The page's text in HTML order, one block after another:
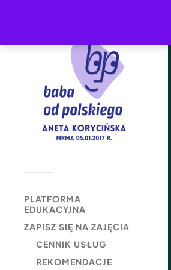
PLATFORMA
EDUKACYJNA
ZAPISZ SIĘ NA ZAJĘCIA
CENNIK USŁUG
REKOMENDACJE